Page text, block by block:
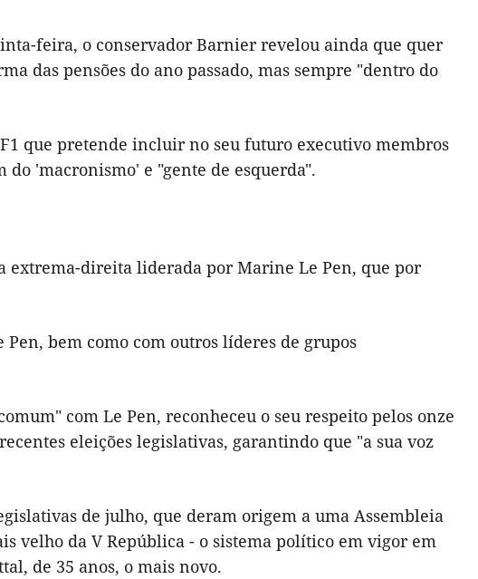
feira, o conservador Barnier revelou ainda que quer
das pensões do ano passado, mas sempre "dentro do
que pretende incluir no seu futuro executivo membros
'macronismo' e "gente de esquerda".
extrema-direita liderada por Marine Le Pen, que por
bem como com outros líderes de grupos
com Le Pen, reconheceu o seu respeito pelos onze
eleições legislativas, garantindo que "a sua voz
de julho, que deram origem a uma Assembleia
da V República - o sistema político em vigor em
de 35 anos, o mais novo.